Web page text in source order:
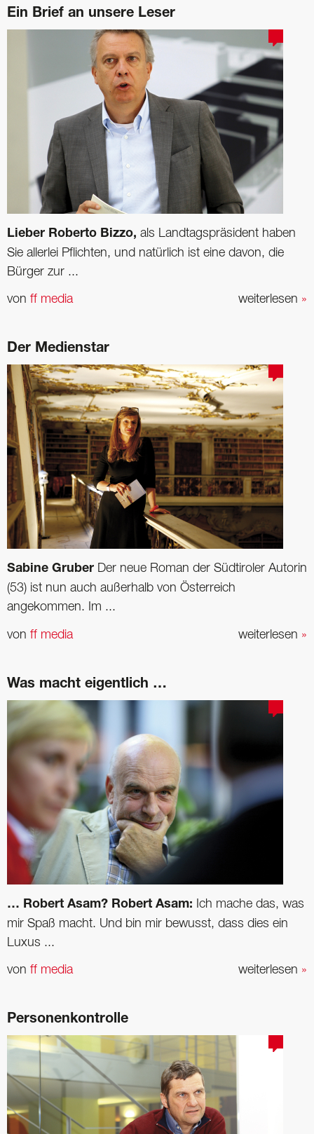
Ein Brief an unsere Leser
Lieber Roberto Bizzo, als Landtagspräsident haben
Sie allerlei Pflichten, und natürlich ist eine davon, die
Bürger zur ...
weiterlesen »
von ff media
Der Medienstar
Sabine Gruber Der neue Roman der Südtiroler Autorin
(53) ist nun auch außerhalb von ­Österreich
angekommen. Im ...
weiterlesen »
von ff media
Was macht eigentlich …
… Robert Asam? Robert Asam:
Ich mache das, was
mir Spaß macht. Und bin mir bewusst, dass dies ein
Luxus ...
weiterlesen »
von ff media
Personenkontrolle